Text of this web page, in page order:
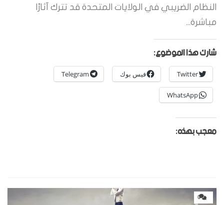
النظام الضريبي في الولايات المتحدة قد تترك آثارًا
مباشرة...
شارك هذا الموضوع:
Twitter فيس بوك Telegram
WhatsApp
معجب بهذه:
0